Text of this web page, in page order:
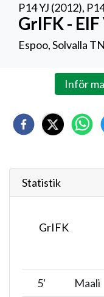
P14 YJ (2012),
GrIFK - EIF
Espoo, Solvalla TN
Inför
Statistik
GrIFK
5' Maali